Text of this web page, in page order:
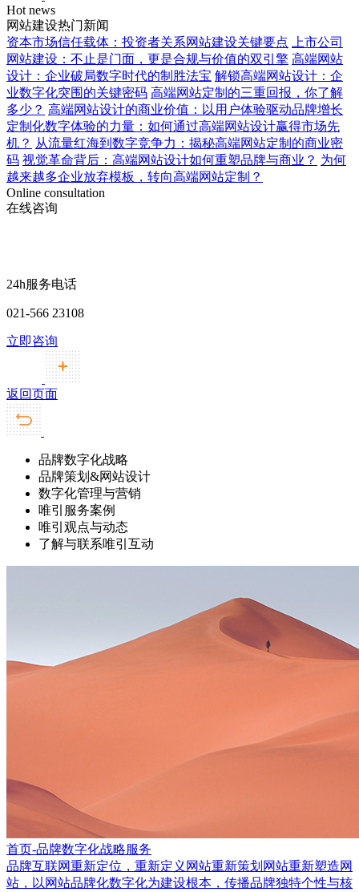
Hot news
网站建设热门新闻
资本市场信任载体：投资者关系网站建设关键要点
上市公司
网站建设：不止是门面，更是合规与价值的双引擎 高端网站
设计：企业破局数字时代的制胜法宝 解锁高端网站设计：企
业数字化突围的关键密码 高端网站定制的三重回报，你了解
多少？ 高端网站设计的商业价值：以用户体验驱动品牌增长
定制化数字体验的力量：如何通过高端网站设计赢得市场先
机？ 从流量红海到数字竞争力：揭秘高端网站定制的商业密
码 视觉革命背后：高端网站设计如何重塑品牌与商业？ 为何
越来越多企业放弃模板，转向高端网站定制？
Online consultation
在线咨询
24h服务电话
021-566 23108
立即咨询
返回页面
品牌数字化战略
品牌策划&网站设计
数字化管理与营销
唯引服务案例
唯引观点与动态
了解与联系唯引互动
首页-品牌数字化战略服务
品牌互联网重新定位，重新定义网站重新策划网站重新塑造网
站，以网站品牌化数字化为建设根本，传播品牌独特个性与核